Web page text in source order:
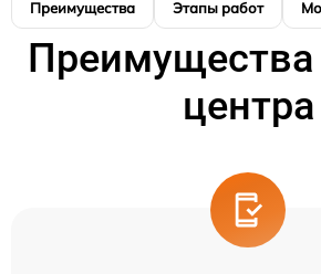
Преимущества Этапы работ
Преимущества
центра